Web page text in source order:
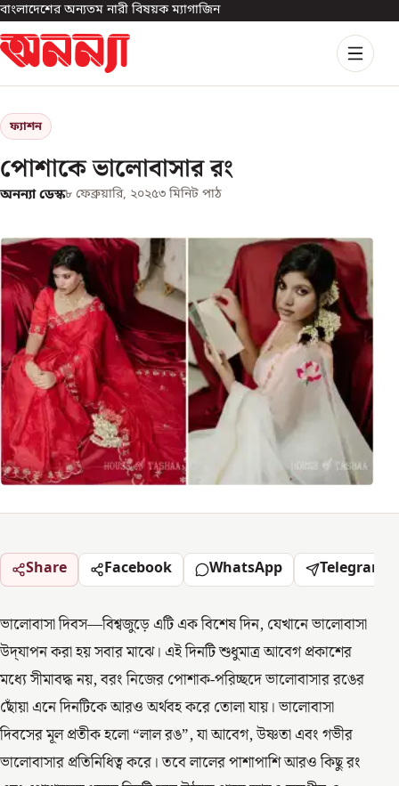
বাংলাদেশের অন্যতম নারী বিষয়ক ম্যাগাজিন
ফ্যাশন
পোশাকে ভালোবাসার রং
অনন্যা ডেস্ক৮ ফেব্রুয়ারি, ২০২৫৩ মিনিট পাঠ
Share Facebook WhatsApp Telegram
ভালোবাসা দিবস—বিশ্বজুড়ে এটি এক বিশেষ দিন, যেখানে ভালোবাসা
উদ্‌যাপন করা হয় সবার মাঝে। এই দিনটি শুধুমাত্র আবেগ প্রকাশের
মধ্যে সীমাবদ্ধ নয়, বরং নিজের পোশাক-পরিচ্ছদে ভালোবাসার রঙের
ছোঁয়া এনে দিনটিকে আরও অর্থবহ করে তোলা যায়। ভালোবাসা
দিবসের মূল প্রতীক হলো “লাল রঙ”, যা আবেগ, উষ্ণতা এবং গভীর
ভালোবাসার প্রতিনিধিত্ব করে। তবে লালের পাশাপাশি আরও কিছু রং